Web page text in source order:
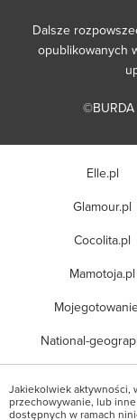
Dalsze
opublikowanych
©BURDA
Elle.pl
Glamour.pl
Cocolita.pl
Mamotoja.pl
National-
Jakiekolwiek aktywności,
przechowywanie, lub
dostępnych w ramach